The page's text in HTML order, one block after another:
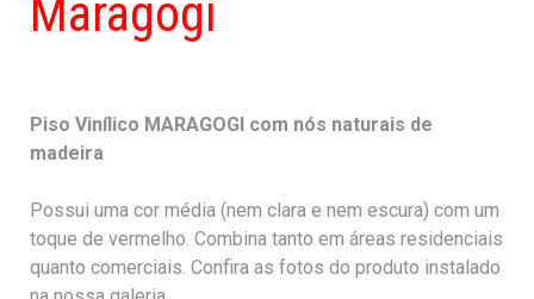
Maragogi
Piso Vinílico MARAGOGI com nós naturais de
madeira
Possui uma cor média (nem clara e nem escura) com um
toque de vermelho. Combina tanto em áreas residenciais
quanto comerciais. Confira as fotos do produto instalado